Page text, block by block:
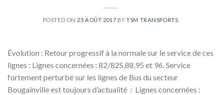
POSTED ON 23 AOÛT 2017 BYTSM TRANSPORTS
Évolution : Retour progressif à la normale sur le service de ces
lignes : Lignes concernées : 82/82S,88,95 et 96. Service
fortement perturbé sur les lignes de Bus du secteur
Bougainville est toujours d’actualité : Lignes concernées :